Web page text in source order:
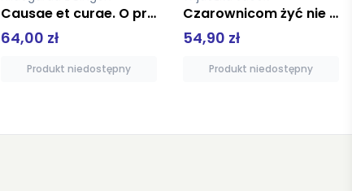
Czarownicom żyć nie dopuścisz
54,90 zł
Produkt niedostępny
Jeśli to jest kobieta
34,90 zł
Dodaj do koszyka